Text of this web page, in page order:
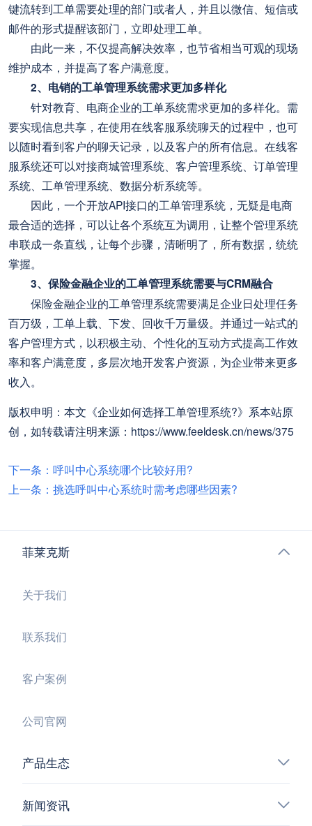
键流转到工单需要处理的部门或者人，并且以微信、短信或
邮件的形式提醒该部门，立即处理工单。
由此一来，不仅提高解决效率，也节省相当可观的现场
维护成本，并提高了客户满意度。
2、电销的工单管理系统需求更加多样化
针对教育、电商企业的工单系统需求更加的多样化。需
要实现信息共享，在使用在线客服系统聊天的过程中，也可
以随时看到客户的聊天记录，以及客户的所有信息。在线客
服系统还可以对接商城管理系统、客户管理系统、订单管理
系统、工单管理系统、数据分析系统等。
因此，一个开放API接口的工单管理系统，无疑是电商
最合适的选择，可以让各个系统互为调用，让整个管理系统
串联成一条直线，让每个步骤，清晰明了，所有数据，统统
掌握。
3、保险金融企业的工单管理系统需要与CRM融合
保险金融企业的工单管理系统需要满足企业日处理任务
百万级，工单上载、下发、回收千万量级。并通过一站式的
客户管理方式，以积极主动、个性化的互动方式提高工作效
率和客户满意度，多层次地开发客户资源，为企业带来更多
收入。
版权申明：本文《企业如何选择工单管理系统?》系本站原
创，如转载请注明来源：https://www.feeldesk.cn/news/375
下一条：呼叫中心系统哪个比较好用?
上一条：挑选呼叫中心系统时需考虑哪些因素?
菲莱克斯
关于我们
联系我们
客户案例
公司官网
产品生态
新闻资讯